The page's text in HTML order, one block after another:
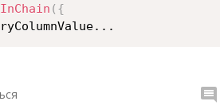
( {
...